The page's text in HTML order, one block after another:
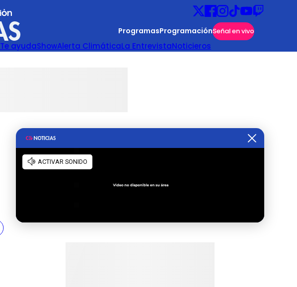
ProgramasProgramaciónSeñal en vivo
Te ayudaShowAlerta ClimáticaLa EntrevistaNoticieros